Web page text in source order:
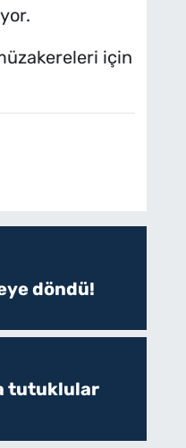
için
döndü!
tutuklular